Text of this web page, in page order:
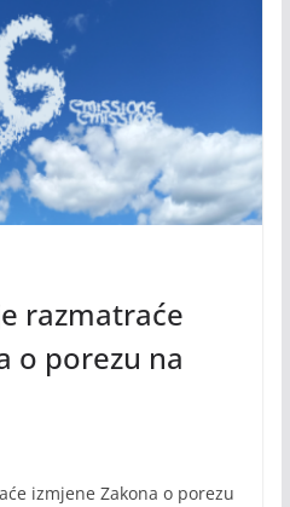
razmatraće
o porezu na
izmjene Zakona o porezu